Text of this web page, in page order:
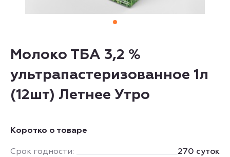
Молоко ТБА 3,2 %
ультрапастеризованное 1л
(12шт) Летнее Утро
Коротко о товаре
Срок годности: 270 суток